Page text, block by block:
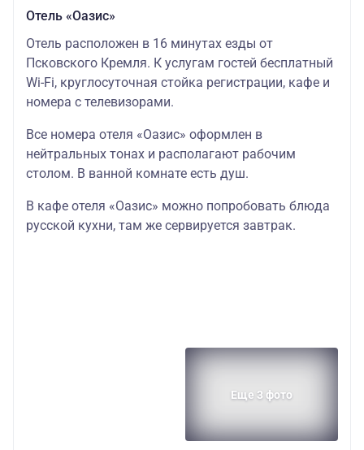
3**
Двор
Подзноева
3**
корпус
23
190
31
Двор
Подзноева
320
970
18 420
44
20 190 30 040
Отель «Оазис»
Отель расположен в 16 минутах езды от
Псковского Кремля. К услугам гостей бесплатный
Wi-Fi, круглосуточная стойка регистрации, кафе и
номера с телевизорами.
Все номера отеля «Оазис» оформлен в
нейтральных тонах и располагают рабочим
столом. В ванной комнате есть душ.
В кафе отеля «Оазис» можно попробовать блюда
русской кухни, там же сервируется завтрак.
Еще 3 фото